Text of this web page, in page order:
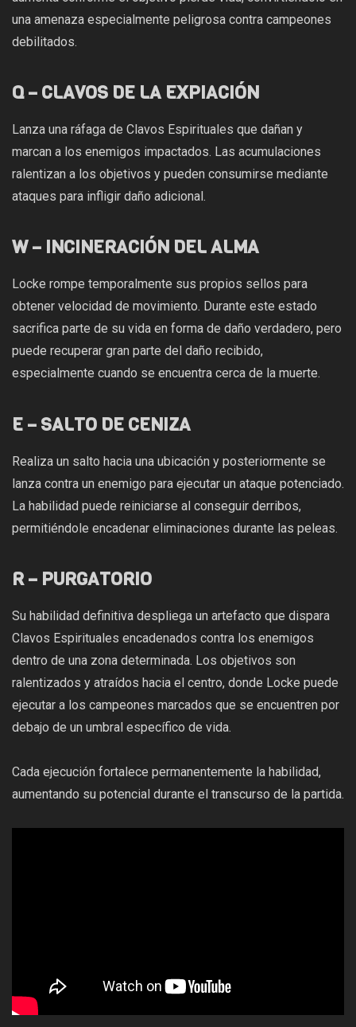
una amenaza especialmente peligrosa contra campeones
debilitados.
Q – CLAVOS DE LA EXPIACIÓN
Lanza una ráfaga de Clavos Espirituales que dañan y
marcan a los enemigos impactados. Las acumulaciones
ralentizan a los objetivos y pueden consumirse mediante
ataques para infligir daño adicional.
W – INCINERACIÓN DEL ALMA
Locke rompe temporalmente sus propios sellos para
obtener velocidad de movimiento. Durante este estado
sacrifica parte de su vida en forma de daño verdadero, pero
puede recuperar gran parte del daño recibido,
especialmente cuando se encuentra cerca de la muerte.
E – SALTO DE CENIZA
Realiza un salto hacia una ubicación y posteriormente se
lanza contra un enemigo para ejecutar un ataque potenciado.
La habilidad puede reiniciarse al conseguir derribos,
permitiéndole encadenar eliminaciones durante las peleas.
R – PURGATORIO
Su habilidad definitiva despliega un artefacto que dispara
Clavos Espirituales encadenados contra los enemigos
dentro de una zona determinada. Los objetivos son
ralentizados y atraídos hacia el centro, donde Locke puede
ejecutar a los campeones marcados que se encuentren por
debajo de un umbral específico de vida.
Cada ejecución fortalece permanentemente la habilidad,
aumentando su potencial durante el transcurso de la partida.